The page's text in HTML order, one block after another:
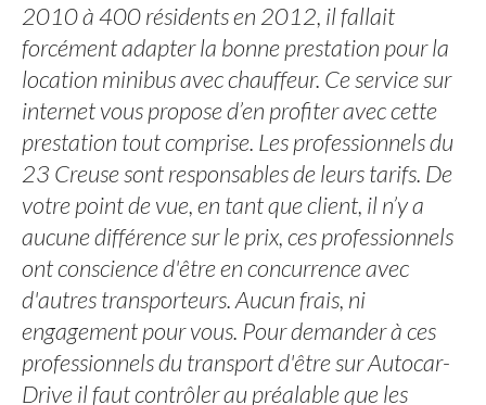
2010 à 400 résidents en 2012, il fallait
forcément adapter la bonne prestation pour la
location minibus avec chauffeur. Ce service sur
internet vous propose d’en profiter avec cette
prestation tout comprise. Les professionnels du
23 Creuse sont responsables de leurs tarifs. De
votre point de vue, en tant que client, il n’y a
aucune différence sur le prix, ces professionnels
ont conscience d'être en concurrence avec
d'autres transporteurs. Aucun frais, ni
engagement pour vous. Pour demander à ces
professionnels du transport d'être sur Autocar-
Drive il faut contrôler au préalable que les